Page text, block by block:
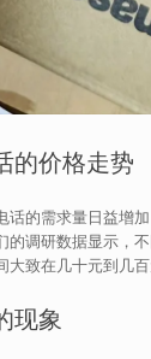
的价格走势
话的需求量日益增
的调研数据显示，
致在几十元到几百
现象